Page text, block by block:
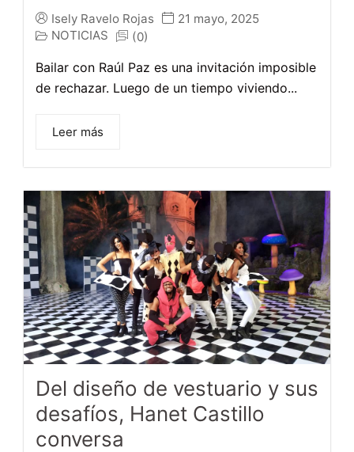
Isely Ravelo Rojas
21 mayo, 2025
NOTICIAS
(0)
Bailar con Raúl Paz es una invitación imposible
de rechazar. Luego de un tiempo viviendo...
Leer más
Del diseño de vestuario y sus
desafíos, Hanet Castillo
conversa